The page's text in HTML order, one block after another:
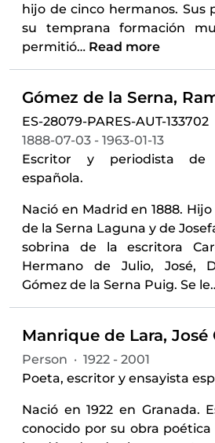
hijo de cinco hermanos. Sus
su temprana formación
permitió… Read more
ES-28079-PARES-AUT-133702
1888-07-03 - 1963-01-13
Escritor y periodista de
española.
Nació en Madrid en 1888.
de la Serna Laguna y de
sobrina de la escritora
Hermano de Julio, José,
Gómez de la Serna Puig. Se le
Person · 1922 - 2001
Poeta, escritor y ensayista
Nació en 1922 en Granada.
conocido por su obra